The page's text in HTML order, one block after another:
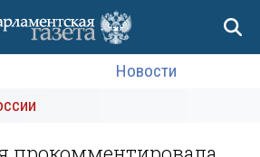
Новости